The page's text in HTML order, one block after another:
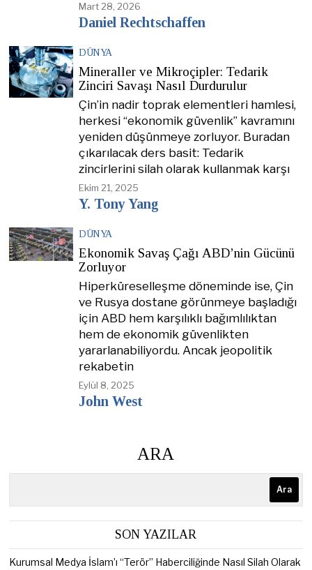
Mart 28, 2026
Daniel Rechtschaffen
DÜNYA
Mineraller ve Mikroçipler: Tedarik
Zinciri Savaşı Nasıl Durdurulur
Çin’in nadir toprak elementleri hamlesi,
herkesi “ekonomik güvenlik” kavramını
yeniden düşünmeye zorluyor. Buradan
çıkarılacak ders basit: Tedarik
zincirlerini silah olarak kullanmak karşı
Ekim 21, 2025
Y. Tony Yang
DÜNYA
Ekonomik Savaş Çağı ABD’nin Gücünü
Zorluyor
Hiperküreselleşme döneminde ise, Çin
ve Rusya dostane görünmeye başladığı
için ABD hem karşılıklı bağımlılıktan
hem de ekonomik güvenlikten
yararlanabiliyordu. Ancak jeopolitik
rekabetin
Eylül 8, 2025
John West
ARA
Ara
SON YAZILAR
Kurumsal Medya İslam’ı “Terör” Haberciliğinde Nasıl Silah Olarak